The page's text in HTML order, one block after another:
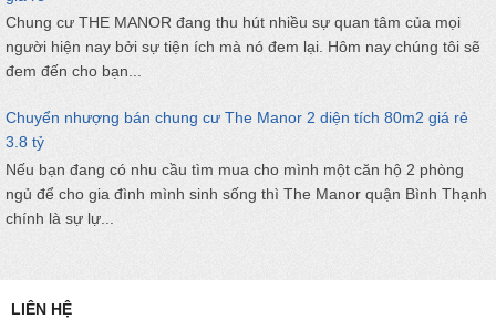
Chung cư THE MANOR đang thu hút nhiều sự quan tâm của mọi
người hiện nay bởi sự tiện ích mà nó đem lại. Hôm nay chúng tôi sẽ
đem đến cho bạn...
Chuyển nhượng bán chung cư The Manor 2 diện tích 80m2 giá rẻ
3.8 tỷ
Nếu bạn đang có nhu cầu tìm mua cho mình một căn hộ 2 phòng
ngủ để cho gia đình mình sinh sống thì The Manor quận Bình Thạnh
chính là sự lự...
LIÊN HỆ